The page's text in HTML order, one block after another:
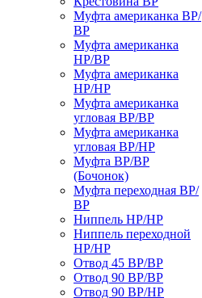
Муфта американка ВР/
ВР
Муфта американка
НР/ВР
Муфта американка
НР/НР
Муфта американка
угловая ВР/ВР
Муфта американка
угловая ВР/НР
Муфта ВР/ВР
(Бочонок)
Муфта переходная ВР/
ВР
Ниппель НР/НР
Ниппель переходной
НР/НР
Отвод 45 ВР/ВР
Отвод 90 ВР/ВР
Отвод 90 ВР/НР